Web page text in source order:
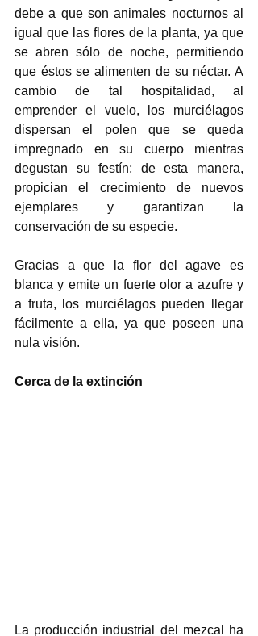
debe a que son animales nocturnos al
igual que las flores de la planta, ya que
se abren sólo de noche, permitiendo
que éstos se alimenten de su néctar. A
cambio de tal hospitalidad, al
emprender el vuelo, los murciélagos
dispersan el polen que se queda
impregnado en su cuerpo mientras
degustan su festín; de esta manera,
propician el crecimiento de nuevos
ejemplares y garantizan la
conservación de su especie.
Gracias a que la flor del agave es
blanca y emite un fuerte olor a azufre y
a fruta, los murciélagos pueden llegar
fácilmente a ella, ya que poseen una
nula visión.
Cerca de la extinción
La producción industrial del mezcal ha